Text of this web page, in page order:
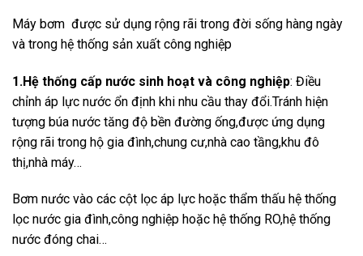
Máy bơm được sử dụng rộng rãi trong đời sống hàng ngày
và trong hệ thống sản xuất công nghiệp
1.Hệ thống cấp nước sinh hoạt và công nghiệp: Điều
chỉnh áp lực nước ổn định khi nhu cầu thay đổi.Tránh hiện
tượng búa nước tăng độ bền đường ống,được ứng dụng
rộng rãi trong hộ gia đình,chung cư,nhà cao tầng,khu đô
thị,nhà máy…
Bơm nước vào các cột lọc áp lực hoặc thẩm thấu hệ thống
lọc nước gia đình,công nghiệp hoặc hệ thống RO,hệ thống
nước đóng chai…